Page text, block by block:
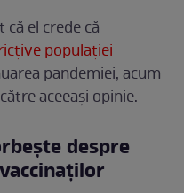
că el crede că
populației
pandemiei, acum
aceeași opinie.
despre